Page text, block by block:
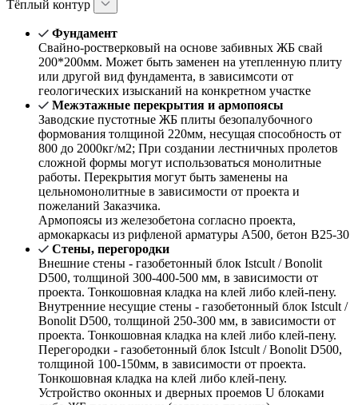
Тёплый контур
Фундамент
Свайно-ростверковый на основе забивных ЖБ свай
200*200мм. Может быть заменен на утепленную плиту
или другой вид фундамента, в зависимсоти от
геологических изысканий на конкретном участке
Межэтажные перекрытия и армопоясы
Заводские пустотные ЖБ плиты безопалубочного
формования толщиной 220мм, несущая способность от
800 до 2000кг/м2; При создании лестничных пролетов
сложной формы могут использоваться монолитные
работы. Перекрытия могут быть заменены на
цельномонолитные в зависимости от проекта и
пожеланий Заказчика.
Армопоясы из железобетона согласно проекта,
армокаркасы из рифленой арматуры А500, бетон В25-30
Стены, перегородки
Внешние стены - газобетонный блок Istcult / Bonolit
D500, толщиной 300-400-500 мм, в зависимости от
проекта. Тонкошовная кладка на клей либо клей-пену.
Внутренние несущие стены - газобетонный блок Istcult /
Bonolit D500, толщиной 250-300 мм, в зависимости от
проекта. Тонкошовная кладка на клей либо клей-пену.
Перегородки - газобетонный блок Istcult / Bonolit D500,
толщиной 100-150мм, в зависимости от проекта.
Тонкошовная кладка на клей либо клей-пену.
Устройство оконных и дверных проемов U блоками